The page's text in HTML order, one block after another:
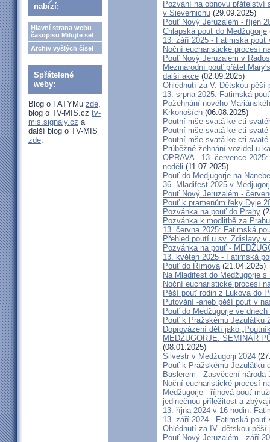
nabízí:
Hlavní strana webu
časopisu Milujte se!
Archiv vyšlých čísel
Spřátelené
weby:
Blog o FATYMu zde,
blog o TV-MIS.cz tv-
mis.signaly.cz a
další blog o TV-MIS
zde.
Pozvání na obnovu přátelství
v Sievernichu (29.09.2025)
Pouť Nový Jeruzalém - říjen
Chlapská pouť do Medžugorje
13. září 2025 - Fatimská pouť
Noční eucharistické procesí
Pouť Nový Jeruzalém v
Mezinárodní pouť přátel
další akce (02.09.2025)
Ohlédnutí za V. Dětskou pěší
13. srpna 2025: Fatimská
Požehnání nového
Krkonoších (06.08.2025)
Poutní mše svatá ke cti
Poutní mše svatá ke cti
Poutní mše svatá ke cti
Průběžné žehnání vozidel u
OPRAVA - 13. července
neděli (11.07.2025)
Pouť do Medjugorje na
36. Mladifest 2025 v
Pouť Nový Jeruzalém -
Pouť k pramenům řeky Dyje
Pozvánka na pouť do Prahy
Pozvánka k modlitbě za
13. června 2025: Fatimská
Přehled poutí u sv. Zdislavy
Pozvánka na pouť -
13. květen 2025 - Fatimská
Pouť do Římova(21.04.2025)
Na Mladifest do Medžugorje s
Noční eucharistické procesí
Pěší pouť rodin z Lukova do
Putování -aneb pěší pouť v
Pouť do Medžugorje ve
Pouť k Pražskému Jezulátku
Doprovázení dětí jako
MEDŽUGORJE: SEMINÁŘ
(08.01.2025)
Silvestr v Medžugorji 2024
Pouť k Pražskému Jezulátku
Baslerem - Zasvěcení národa
Noční eucharistické procesí
Medžugorje - říjnová pouť
jedinečnou příležitost a
13. října 2024 v 16 hodin:
13. září 2024 - Fatimská pouť
Ohlédnutí za IV. dětskou
Pouť Nový Jeruzalém - září